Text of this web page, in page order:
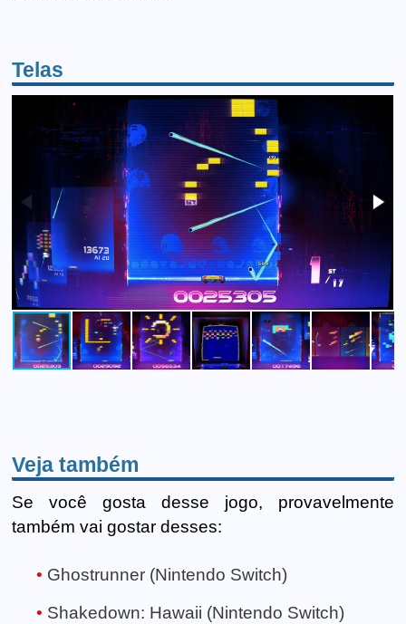
Telas
Veja também
Se você gosta desse jogo, provavelmente
também vai gostar desses:
Ghostrunner (Nintendo Switch)
Shakedown: Hawaii (Nintendo Switch)